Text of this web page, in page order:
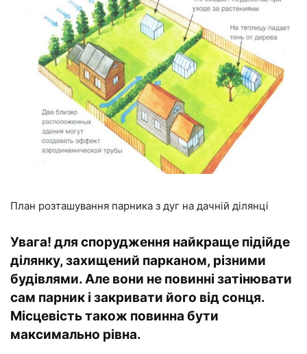
План розташування парника з дуг на дачній ділянці
Увага! для спорудження найкраще підійде
ділянку, захищений парканом, різними
будівлями. Але вони не повинні затінювати
сам парник і закривати його від сонця.
Місцевість також повинна бути
максимально рівна.